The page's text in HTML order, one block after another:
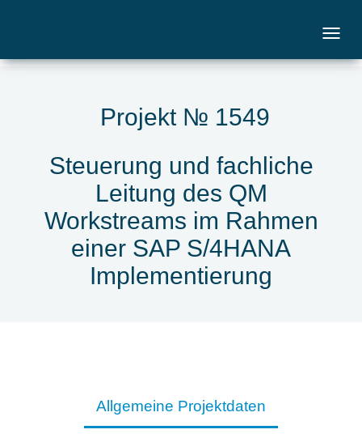
Projekt № 1549
Steuerung und fachliche
Leitung des QM
Workstreams im Rahmen
einer SAP S/4HANA
Implementierung
Allgemeine Projektdaten